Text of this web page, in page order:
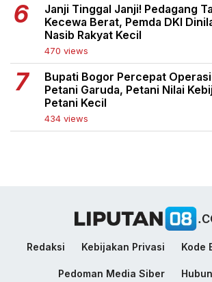
Janji Tinggal Janji! Pedagang
Kecewa Berat, Pemda DKI
Nasib Rakyat Kecil
470 views
Bupati Bogor Percepat
Petani Garuda, Petani Nilai
Petani Kecil
434 views
Redaksi Kebijakan Privasi Kode
Pedoman Media Siber